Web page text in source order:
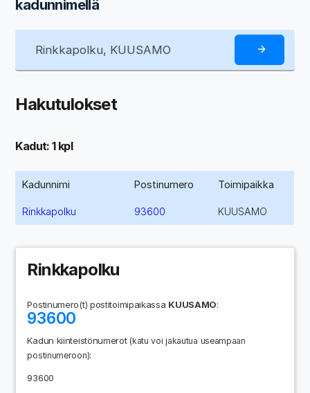
kadunnimellä
Hakutulokset
Kadut: 1 kpl
Kadunnimi Postinumero Toimipaikka
Rinkkapolku 93600 KUUSAMO
Rinkkapolku
Postinumero(t) postitoimipaikassa KUUSAMO:
93600
Kadun kiinteistönumerot(katu voi jakautua useampaan
postinumeroon):
93600